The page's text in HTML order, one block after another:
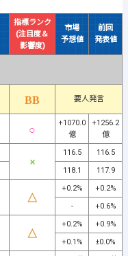
指標ランク
(注目度＆
影響度)
市場
予想値
前回
発表値
要人発言
+1070.0
億
+1256.2
億
116.5
116.5
118.1 117.9
+0.2%
+0.2%
-
+0.6%
+0.2%
+0.9%
+0.1%
±0.0%